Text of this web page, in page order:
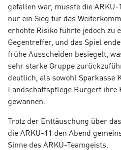
gefallen war, musste die ARKU-
nur ein Sieg für das
erhöhte Risiko führte jedoch zu
Gegentreffer, und das Spiel
früheAusscheiden besiegelt,
sehr starke Gruppe
deutlich, als sowohl Sparkasse
Landschaftspflege Burgert ihre
gewannen.
Trotz der Enttäuschung über
die ARKU-11 den Abend
Sinne des ARKU-Teamgeists.